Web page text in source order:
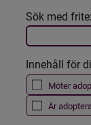
Filtrera
Det här
Sök med
Innehåll för
Möter
Är